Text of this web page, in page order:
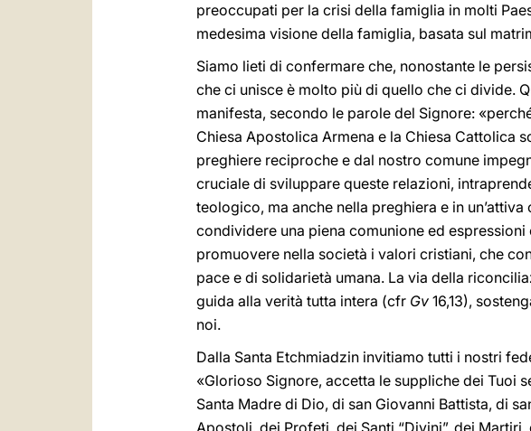
preoccupati per la crisi della famiglia in molti
medesima visione della famiglia, basata sul
Siamo lieti di confermare che, nonostante le
che ci unisce è molto più di quello che ci divide.
manifesta, secondo le parole del Signore:
Chiesa Apostolica Armena e la Chiesa Cattolica
preghiere reciproche e dal nostro comune
cruciale di sviluppare queste relazioni,
teologico, ma anche nella preghiera e in
condividere una piena comunione ed
promuovere nella società i valori cristiani, che
pace e di solidarietà umana. La via della
guida alla verità tutta intera (cfr Gv 16,13),
noi.
Dalla Santa Etchmiadzin invitiamo tutti i nostri
«Glorioso Signore, accetta le suppliche dei Tuoi
Santa Madre di Dio, di san Giovanni Battista, di
Apostoli, dei Profeti, dei Santi “Divini”, dei